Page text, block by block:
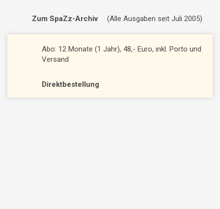
Zum SpaZz-Archiv (Alle Ausgaben seit Juli 2005)
Abo: 12 Monate (1 Jahr), 48,- Euro, inkl. Porto und
Versand
Direktbestellung